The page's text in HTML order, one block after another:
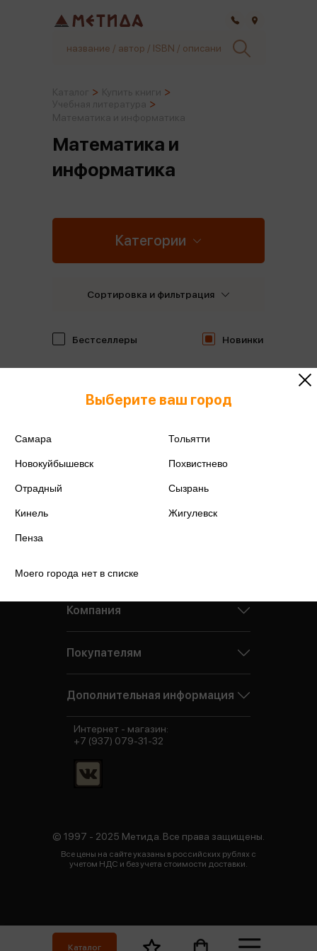
Каталог
Математика и
информатика
Категории
Бестселлеры Новинки
Сортировка и фильтрация
Выберите ваш город
Самара Тольятти
Новокуйбышевск Похвистнево
Отрадный Сызрань
Кинель Жигулевск
Пенза
Моего города нет в списке
Компания
Покупателям
Дополнительная информация
© 1997 - 2025 Метида. Все права защищены.
Все цены на сайте указаны в российских рублях с
учетом НДС и без учета стоимости доставки.
Интернет - магазин:
+7 (937) 079-31-32